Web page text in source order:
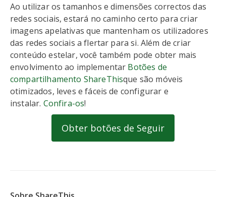
Ao utilizar os tamanhos e dimensões correctos das
redes sociais, estará no caminho certo para criar
imagens apelativas que mantenham os utilizadores
das redes sociais a flertar para si. Além de criar
conteúdo estelar, você também pode obter mais
envolvimento ao implementar Botões de
compartilhamento ShareThisque são móveis
otimizados, leves e fáceis de configurar e
instalar. Confira-os!
Obter botões de Seguir